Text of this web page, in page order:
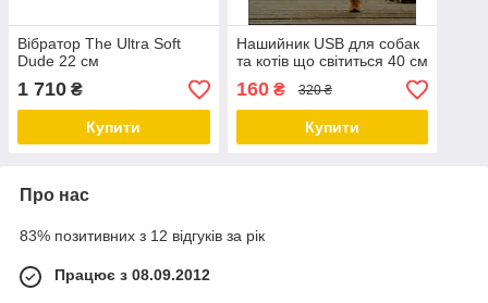
Вібратор The Ultra Soft
Dude 22 см
1 710 ₴
Купити
Нашийник USB для собак
та котів що світиться 40 см
160₴ 320 ₴
Купити
Про нас
83% позитивних з 12 відгуків за рік
Працює з 08.09.2012